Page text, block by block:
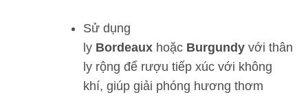
Sử dụng
ly Bordeauxhoặc Burgundyvới thân
ly rộng để rượu tiếp xúc với không
khí, giúp giải phóng hương thơm